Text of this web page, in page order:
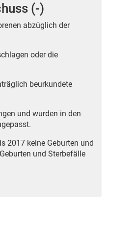
(-)
abzüglich der
oder die
beurkundete
und wurden in den
2017 keine Geburten und
und Sterbefälle